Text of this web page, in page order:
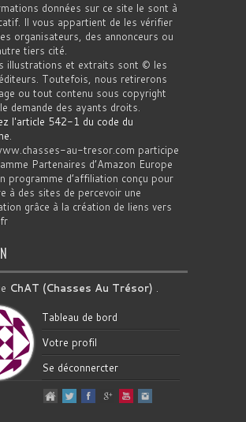
données sur ce site le sont à
Il vous appartient de les vérifier
organisateurs, des annonceurs ou
tiers cité.
illustrations et extraits sont © les
Toutefois, nous retirerons
ou tout contenu sous copyright
demande des ayants droits.
l'article 542-1 du code du
.
au-tresor.com participe
Partenaires d’Amazon Europe
programme d’affiliation conçu pour
à des sites de percevoir une
grâce à la création de liens vers
ChAT (Chasses Au Trésor) .
Tableau de bord
Votre profil
Se déconnercter